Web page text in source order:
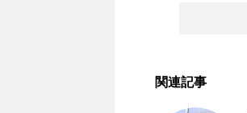
関連記事